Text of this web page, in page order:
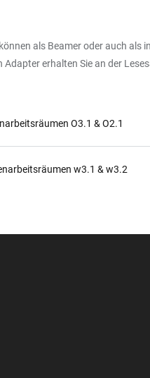
als Beamer oder auch als
erhalten Sie an der
O3.1 & O2.1
w3.1 & w3.2